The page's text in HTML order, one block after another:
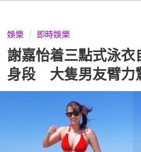
娛樂 即時娛樂
謝嘉怡着三點式泳
身段 大隻男友臂力